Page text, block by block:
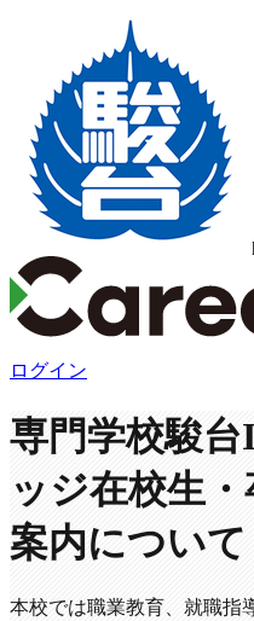
ログイン
専門学校駿
ッジ在校生
案内について
本校では職業教育、就職指